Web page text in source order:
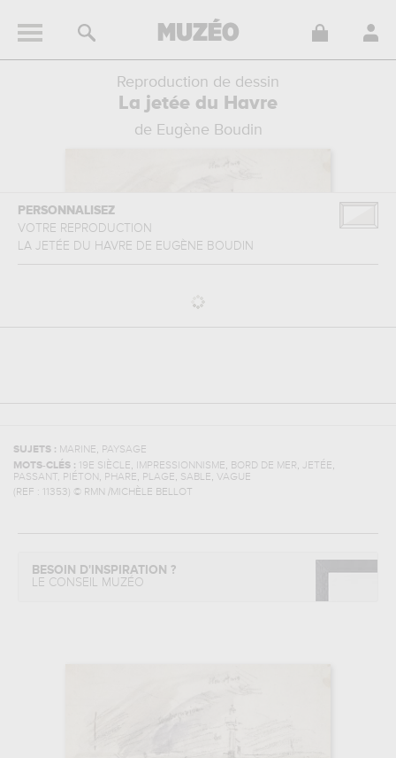
Reproduction de dessin
La jetée du Havre
de Eugène Boudin
PERSONNALISEZ
VOTRE REPRODUCTION
LA JETÉE DU HAVRE DE EUGÈNE BOUDIN
SUJETS : MARINE, PAYSAGE
MOTS-CLÉS :
19E SIÈCLE, IMPRESSIONNISME, BORD DE MER, JETÉE,
PASSANT, PIÉTON , PHARE, PLAGE, SABLE, VAGUE
(REF :
11353) © RMN /MICHÈLE BELLOT
BESOIN D'INSPIRATION ?
LE CONSEIL MUZÉO